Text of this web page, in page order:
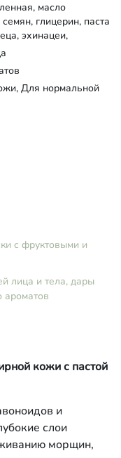
масло
глицерин, паста
эхинацеи,
мяты,
акриловый
абрикосовое,
экстракт чистотела,
масло эфирное
состав
Для нормальной
с фруктовыми и
лица и тела, дары
ароматов
кожи с пастой
и
слои
морщин,